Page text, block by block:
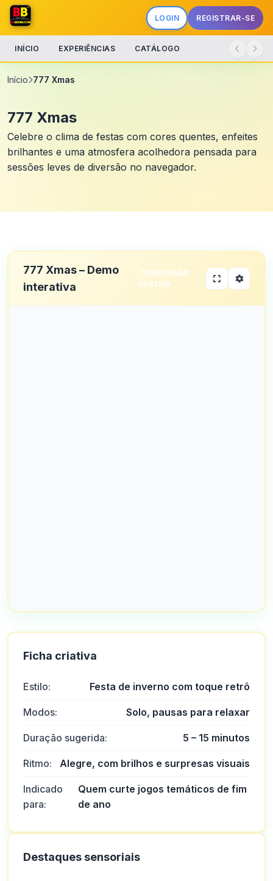
LOGIN REGISTRAR-SE
INÍCIO EXPERIÊNCIAS CATÁLOGO
Início 777 Xmas
777 Xmas
Celebre o clima de festas com cores quentes, enfeites
brilhantes e uma atmosfera acolhedora pensada para
sessões leves de diversão no navegador.
777 Xmas – Demo
interativa
TEMPORADA
FESTIVA
Ficha criativa
Estilo: Festa de inverno com toque retrô
Modos: Solo, pausas para relaxar
Duração sugerida: 5 – 15 minutos
Ritmo: Alegre, com brilhos e surpresas visuais
Indicado
para:
Quem curte jogos temáticos de fim
de ano
Destaques sensoriais